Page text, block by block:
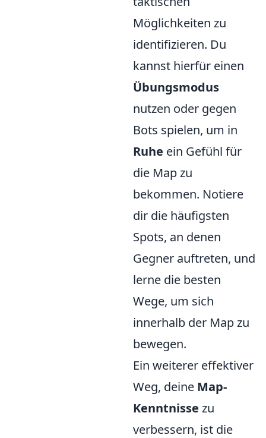
Möglichkeiten zu
identifizieren. Du
kannst hierfür einen
Übungsmodus
nutzen oder gegen
Bots spielen, um in
Ruhe ein Gefühl für
die Map zu
bekommen. Notiere
dir die häufigsten
Spots, an denen
Gegner auftreten, und
lerne die besten
Wege, um sich
innerhalb der Map zu
bewegen.
Ein weiterer effektiver
Weg, deine Map-
Kenntnisse zu
verbessern, ist die